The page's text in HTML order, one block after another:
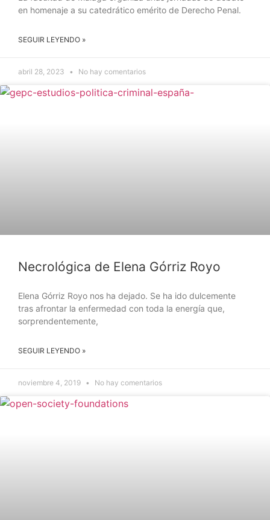
en homenaje a su catedrático emérito de Derecho Penal.
SEGUIR LEYENDO »
abril 28, 2023 No hay comentarios
Necrológica de Elena Górriz Royo
Elena Górriz Royo nos ha dejado. Se ha ido dulcemente
tras afrontar la enfermedad con toda la energía que,
sorprendentemente,
SEGUIR LEYENDO »
noviembre 4, 2019 No hay comentarios